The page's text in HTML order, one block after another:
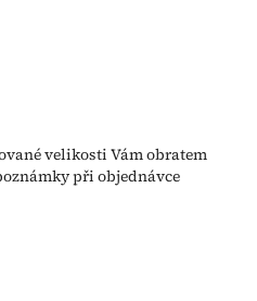
velikosti Vám obratem
při objednávce